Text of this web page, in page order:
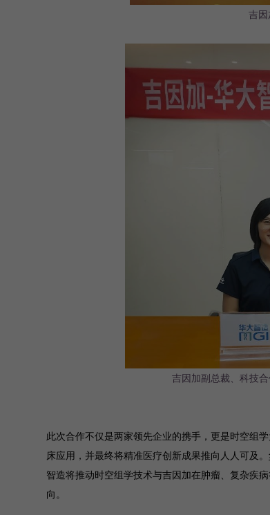
吉因
吉因加副总裁、科技
此次合作不仅是两家领先企业的携手，更是时空组
床应用，并最终将精准医疗创新成果推向人人可及。
智造将推动时空组学技术与吉因加在肿瘤、复杂疾
向。